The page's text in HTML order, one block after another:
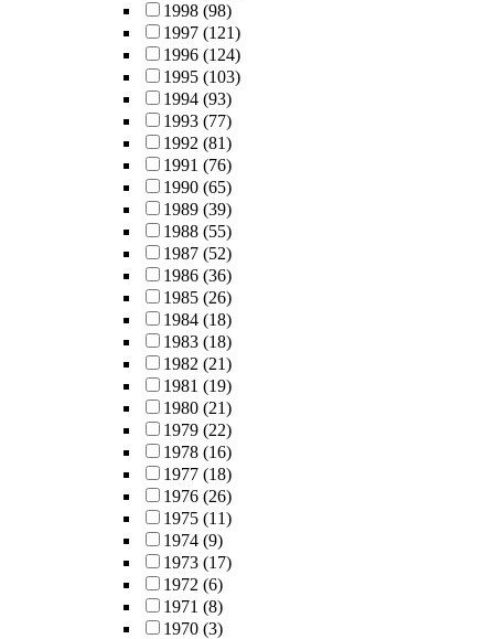
1998 (98)
1997 (121)
1996 (124)
1995 (103)
1994 (93)
1993 (77)
1992 (81)
1991 (76)
1990 (65)
1989 (39)
1988 (55)
1987 (52)
1986 (36)
1985 (26)
1984 (18)
1983 (18)
1982 (21)
1981 (19)
1980 (21)
1979 (22)
1978 (16)
1977 (18)
1976 (26)
1975 (11)
1974 (9)
1973 (17)
1972 (6)
1971 (8)
1970 (3)